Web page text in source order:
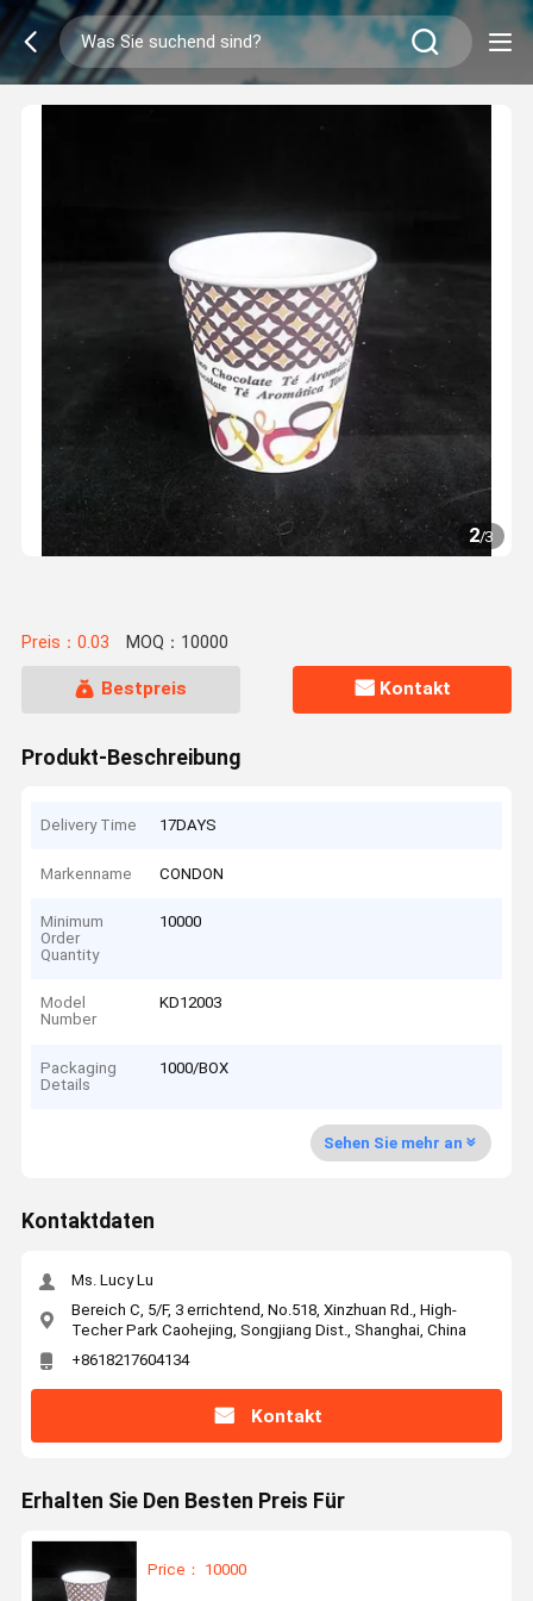
2/3
Preis：0.03 MOQ：10000
Bestpreis Kontakt
Produkt-Beschreibung
Delivery Time 17DAYS
Markenname CONDON
Minimum
Order
Quantity
10000
Model
Number
KD12003
Packaging
Details
1000/BOX
Sehen Sie mehr an
Kontaktdaten
Ms. Lucy Lu
Bereich C, 5/F, 3 errichtend, No.518, Xinzhuan Rd., High-
Techer Park Caohejing, Songjiang Dist., Shanghai, China
+8618217604134
Kontakt
Erhalten Sie Den Besten Preis Für
Price： 10000